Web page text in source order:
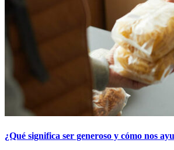
¿Qué significa ser generoso y cómo nos